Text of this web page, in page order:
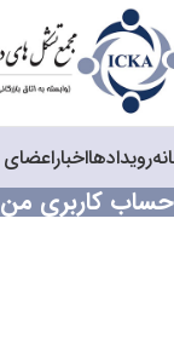
رویدادهااخبار
حساب کاربری من